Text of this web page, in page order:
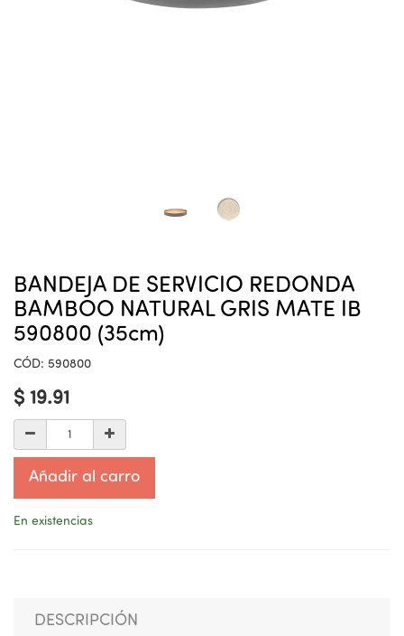
BANDEJA DE SERVICIO REDONDA
BAMBOO NATURAL GRIS MATE IB
590800 (35cm)
CÓD: 590800
$ 19.91
Añadir al carro
En existencias
DESCRIPCIÓN